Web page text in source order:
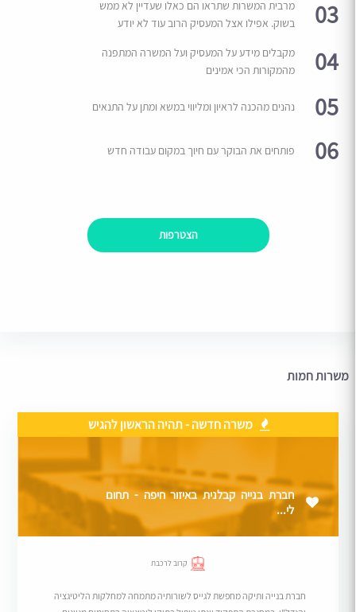
03
מרבית המשרות שתראו הם כאלו שעדיין לא ממש
בשוק. אפילו אצל המעסיק הרוב עוד לא יודע
04
מקבלים מידע על המעסיק ועל המשרה המתפנה
מהמקורות הכי אמינים
05 נהנים מהכנה לראיון ומליווי במשא ומתן על התנאים
06 פותחים את הבוקר עם חיוך במקום עבודה חדש
הצטרפות
משרות חמות
משרה חדשה - תהיה הראשון להגיש
חברת בנייה קבלנית באיזור חיפה - תחום
לי...
קרוב לרכבת
חברת בנייה ותיקה מחפשת לגייס לשורותיה מתמחה למחלקות הליטיגציה